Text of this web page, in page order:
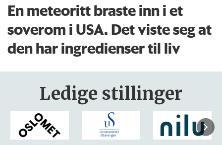
En meteoritt braste inn i et
soverom i USA. Det viste seg at
den har ingredienser til liv
Ledige stillinger